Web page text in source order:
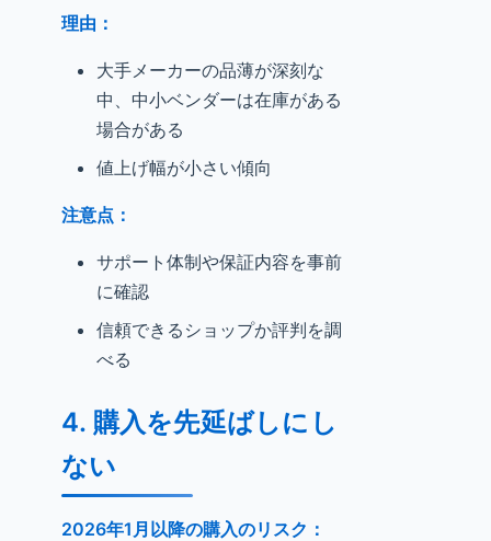
理由：
大手メーカーの品薄が深刻な
中、中小ベンダーは在庫がある
場合がある
値上げ幅が小さい傾向
注意点：
サポート体制や保証内容を事前
に確認
信頼できるショップか評判を調
べる
4. 購入を先延ばしにし
ない
2026年1月以降の購入のリスク：